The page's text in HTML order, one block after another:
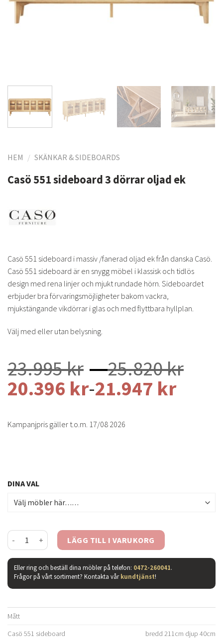
HEM / SKÄNKAR & SIDEBOARDS
Casö 551 sideboard 3 dörrar oljad ek
Casö 551 sideboard i massiv /fanerad oljad ek från danska Casö.
Casö 551 sideboard är en snygg möbel i klassisk och tidlös
design med rena linjer och mjukt rundade hörn. Sideboardet
erbjuder bra förvaringsmöjligheter bakom vackra,
mjukstängande vikdörrar i glas och med flyttbara hyllplan.
Välj med eller utan belysning.
23.995kr –25.820kr
20.396 kr-21.947 kr
Kampanjpris gäller t.o.m. 17/08 2026
DINA VAL
Casö 551 sideboard 3 dörrar oljad ek mängd
LÄGG TILL I VARUKORG
Eller ring och beställ dina möbler på telefon: 0472-260041.
Frågor på vårt sortiment? Kontakta vårkundtjänst!
Mått
Casö 551 sideboard
bredd 211cm djup 40cm